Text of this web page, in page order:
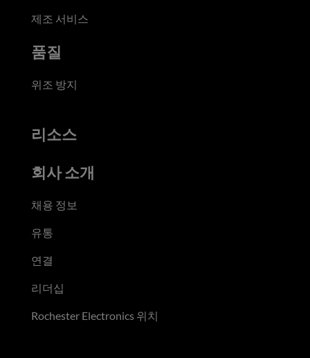
제조 서비스
품질
위조 방지
리소스
회사 소개
채용 정보
유통
연결
리더십
Rochester Electronics 위치